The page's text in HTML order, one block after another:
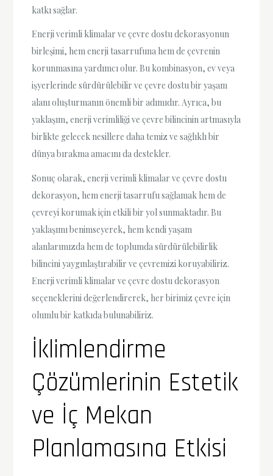
katkı sağlar.
Enerji verimli klimalar ve çevre dostu dekorasyonun
birleşimi, hem enerji tasarrufuna hem de çevrenin
korunmasına yardımcı olur. Bu kombinasyon, ev veya
işyerlerinde sürdürülebilir ve çevre dostu bir yaşam
alanı oluşturmanın önemli bir adımıdır. Ayrıca, bu
yaklaşım, enerji verimliliği ve çevre bilincinin artmasıyla
birlikte gelecek nesillere daha temiz ve sağlıklı bir
dünya bırakma amacını da destekler.
Sonuç olarak, enerji verimli klimalar ve çevre dostu
dekorasyon, hem enerji tasarrufu sağlamak hem de
çevreyi korumak için etkili bir yol sunmaktadır. Bu
yaklaşımı benimseyerek, hem kendi yaşam
alanlarımızda hem de toplumda sürdürülebilirlik
bilincini yaygınlaştırabilir ve çevremizi koruyabiliriz.
Enerji verimli klimalar ve çevre dostu dekorasyon
seçeneklerini değerlendirerek, her birimiz çevre için
olumlu bir katkıda bulunabiliriz.
İklimlendirme
Çözümlerinin Estetik
ve İç Mekan
Planlamasına Etkisi